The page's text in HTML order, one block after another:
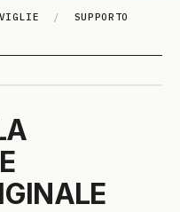
/
SUPPORTO